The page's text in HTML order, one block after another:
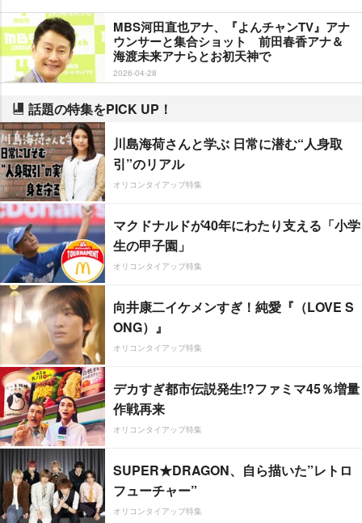
MBS河田直也アナ、『よんチャンTV』アナ
ウンサーと集合ショット 前田春香アナ＆
海渡未来アナらとお初天神で
2026-04-28
話題の特集をPICK UP！
川島海荷さんと学ぶ 日常に潜む“人身取
引”のリアル
オリコンタイアップ特集
マクドナルドが40年にわたり支える「小学
生の甲子園」
オリコンタイアップ特集
向井康二イケメンすぎ！純愛『（LOVE S
ONG）』
オリコンタイアップ特集
デカすぎ都市伝説発生!?ファミマ45％増量
作戦再来
オリコンタイアップ特集
SUPER★DRAGON、自ら描いた”レトロ
フューチャー”
オリコンタイアップ特集